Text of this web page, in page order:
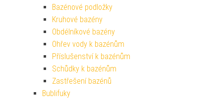
Bazénové podložky
Kruhové bazény
Obdélníkové bazény
Ohřev vody k bazénům
Příslušenství k bazénům
Schůdky k bazénům
Zastřešení bazénů
Bublifuky